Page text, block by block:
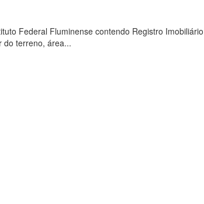
Federal Fluminense contendo Registro
do terreno, área...